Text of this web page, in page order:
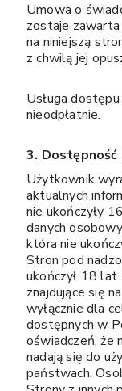
Umowa o
zostaje
na niniejszą
z chwilą jej
Usługa
nieodpłatnie.
3. Dostępność
Użytkownik
aktualnych
nie ukończyły
danych
która nie
Stron pod
ukończył 18
znajdujące się
wyłącznie dla
dostępnych w
oświadczeń, że
nadają się do
państwach.